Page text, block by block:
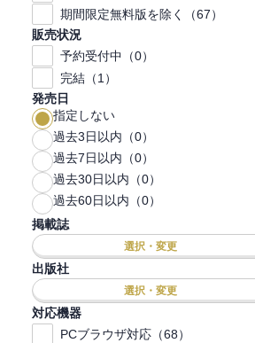
期間限定無料版を除く（67）
販売状況
予約受付中（0）
完結（1）
発売日
指定しない
過去3日以内（0）
過去7日以内（0）
過去30日以内（0）
過去60日以内（0）
掲載誌
選択・変更
出版社
選択・変更
対応機器
PCブラウザ対応（68）